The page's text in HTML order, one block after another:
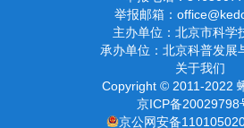
举报邮箱：
主办单位：北京市科学
承办单位：北京科普发展
关于我们
Copyright © 2011-2022
京ICP备20029798
京公网安备